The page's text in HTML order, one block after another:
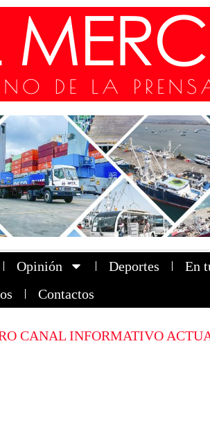
Opinión Deportes En
Contactos
CANAL INFORMATIVO